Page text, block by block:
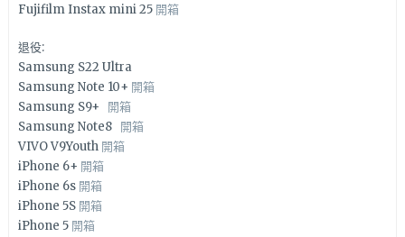
Fujifilm Instax mini 25 開箱
退役:
Samsung S22 Ultra
Samsung Note 10+ 開箱
Samsung S9+ 開箱
Samsung Note8 開箱
VIVO V9Youth 開箱
iPhone 6+ 開箱
iPhone 6s 開箱
iPhone 5S 開箱
iPhone 5 開箱